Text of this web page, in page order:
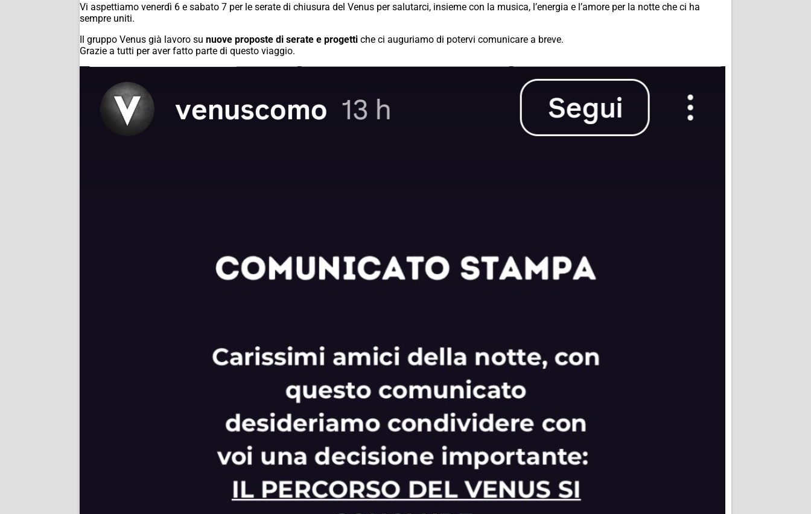
Vi aspettiamo venerdì 6 e sabato 7 per le serate di chiusura del Venus per salutarci, insieme con la musica, l’energia e l’amore per la notte che ci ha
sempre uniti.
Il gruppo Venus già lavoro su nuove proposte di serate e progetti che ci auguriamo di potervi comunicare a breve.
Grazie a tutti per aver fatto parte di questo viaggio.